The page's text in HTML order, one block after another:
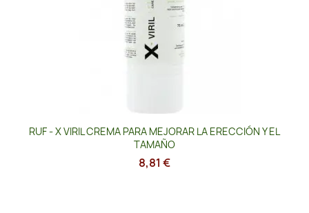
RUF - X VIRIL CREMA PARA MEJORAR LA ERECCIÓN Y EL
TAMAÑO
8,81 €